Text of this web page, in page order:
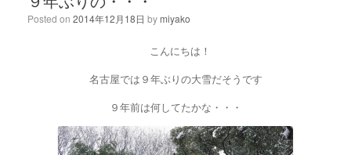
Posted on 2014年12月18日 bymiyako
こんにちは！
名古屋では９年ぶりの大雪だそうです
９年前は何してたかな・・・